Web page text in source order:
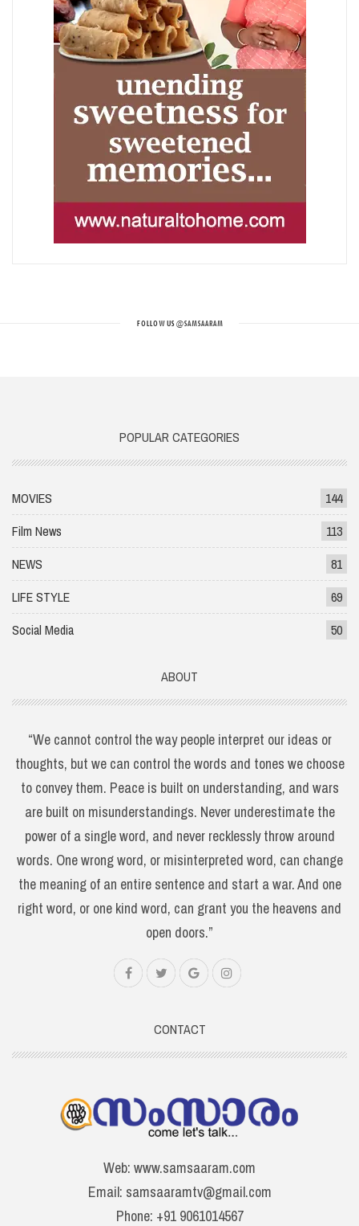
FOLLOW US@SAMSAARAM
POPULAR CATEGORIES
MOVIES
144
Film News
113
NEWS
81
LIFE STYLE
69
Social Media
50
ABOUT
“We cannot control the way people interpret our ideas or
thoughts, but we can control the words and tones we choose
to convey them. Peace is built on understanding, and wars
are built on misunderstandings. Never underestimate the
power of a single word, and never recklessly throw around
words. One wrong word, or misinterpreted word, can change
the meaning of an entire sentence and start a war. And one
right word, or one kind word, can grant you the heavens and
open doors.”
CONTACT
Web: www.samsaaram.com
Email: samsaaramtv@gmail.com
Phone: +91 9061014567